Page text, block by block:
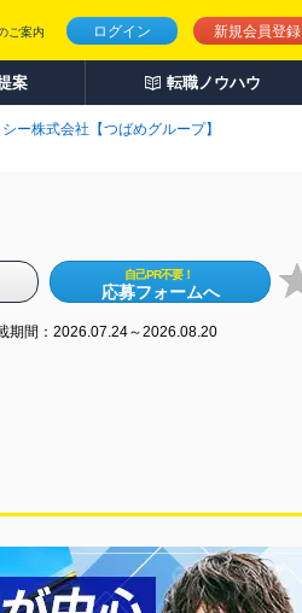
ログイン 新規会員登録
ご案内
案 転職ノウハウ
ー株式会社【つばめグループ】
自己PR不要！
応募フォームへ
期間：2026.07.24～2026.08.20